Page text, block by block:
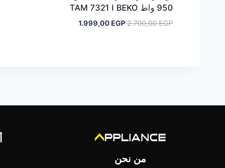
950 واط TAM 7321 I BEKO
2.700,00EGP
السعر1.999,00 EGP
السعر
من نحن